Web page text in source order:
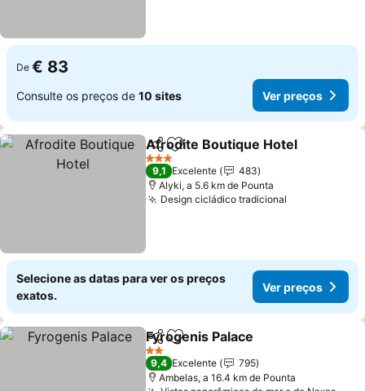
De € 83
Consulte os preços de 10 sites Ver preços
PartilharAdicionar aos favoritos
Afrodite Boutique Hotel
3 Estrelas
9,1 Excelente
483
Alyki, a 5.6 km de Pounta
Design cicládico tradicional
Selecione as datas para ver os preços
exatos.
Ver preços
PartilharAdicionar aos favoritos
Fyrogenis Palace
2 Estrelas
9,4 Excelente
795
Ambelas, a 16.4 km de Pounta